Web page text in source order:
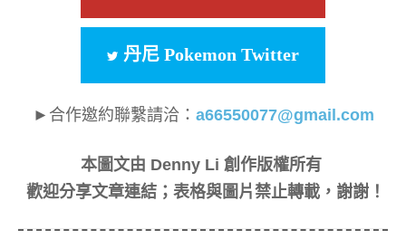
丹尼 Pokemon Twitter
►合作邀約聯繫請洽： a66550077@gmail.com
本圖文由 Denny Li 創作版權所有
歡迎分享文章連結；表格與圖片禁止轉載，謝謝！